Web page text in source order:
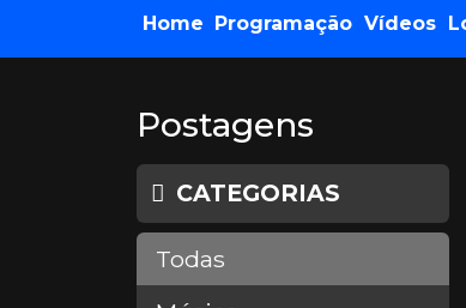
Home Programação Vídeos
Postagens
CATEGORIAS
Todas